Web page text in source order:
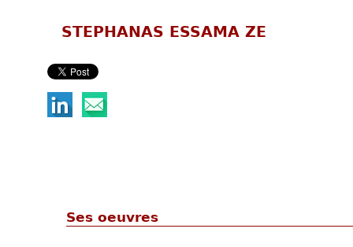
STEPHANAS ESSAMA ZE
Ses oeuvres